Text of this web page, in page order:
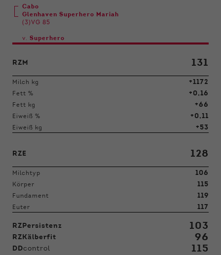
Cabo
Glenhaven Superhero Mariah
(3)VG 85
v. Superhero
RZM 131
Milch kg +1172
Fett % +0,16
Fett kg +66
Eiweiß % +0,11
Eiweiß kg +53
RZE 128
Milchtyp 106
Körper 115
Fundament 119
Euter 117
RZPersistenz 103
RZKälberfit 96
DDcontrol 115